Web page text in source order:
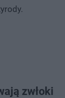
zwłoki